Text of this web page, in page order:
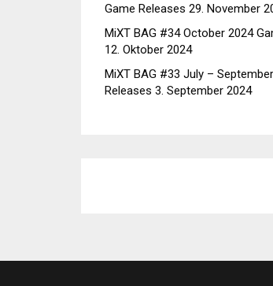
Game Releases 29. November
MiXT BAG #34 October 2024
12. Oktober 2024
MiXT BAG #33 July –
Releases 3. September 2024